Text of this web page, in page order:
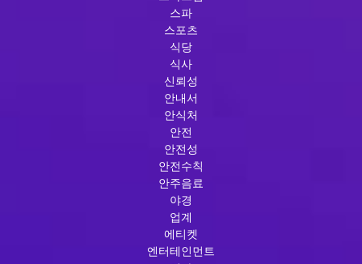
스파
스포츠
식당
식사
신뢰성
안내서
안식처
안전
안전성
안전수칙
안주음료
야경
업계
에티켓
엔터테인먼트